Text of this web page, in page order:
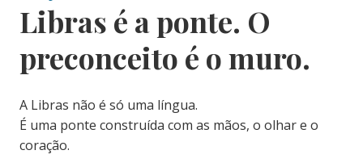
Libras é a ponte. O
preconceito é o muro.
A Libras não é só uma língua.
É uma ponte construída com as mãos, o olhar e o
coração.